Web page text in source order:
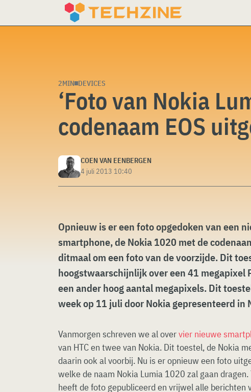
2MIN DEVICES
‘Foto van Nokia
codenaam EOS
COEN VAN EENBERGEN
4 juli 2013 10:40
Opnieuw is er een foto opgedoken van een
smartphone, de Nokia 1020 met de
ditmaal om een foto van de voorzijde. Dit
hoogstwaarschijnlijk over een 41 megapixel
een ander hoog aantal megapixels. Dit
week op 11 juli door Nokia gepresenteerd in
Vanmorgen schreven we al overvier nieuwe
van HTC en twee van Nokia. Dit toestel, de Nokia
daarin ook al voorbij. Nu is er opnieuw een foto
welke de naam Nokia Lumia 1020 zal gaan
heeft de foto gepubliceerd en vrijwel alle berichten